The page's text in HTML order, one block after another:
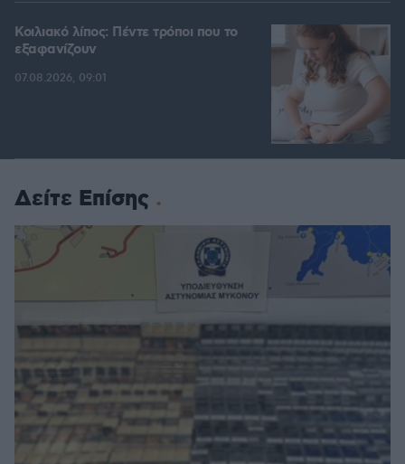
Κοιλιακό λίπος: Πέντε τρόποι που το
εξαφανίζουν
07.08.2026, 09:01
Δείτε Επίσης